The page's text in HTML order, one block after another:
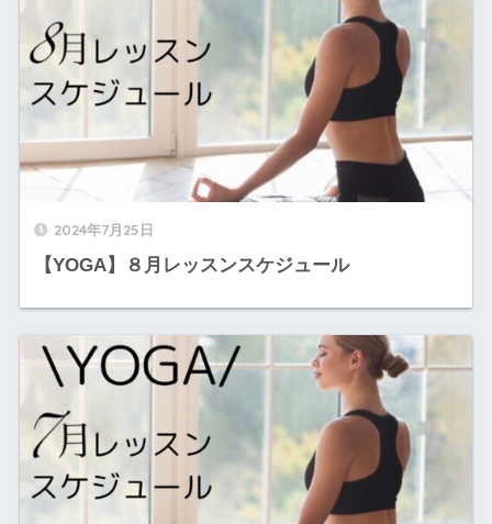
2024年7月25日
【YOGA】８月レッスンスケジュール